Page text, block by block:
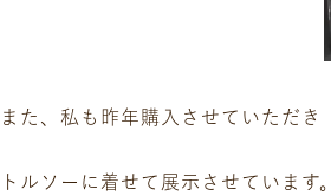
また、私も昨年購入させていただき
トルソーに着せて展示させています。